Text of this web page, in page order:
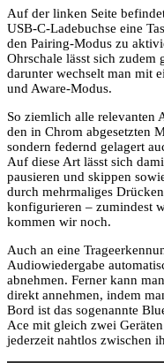
Auf der linken Seite
USB-C-Ladebuchse eine
den Pairing-Modus zu
Ohrschale lässt sich
darunter wechselt man mit
und Aware-Modus.
So ziemlich alle relevanten
den in Chrom abgesetzten
sondern federnd gelagert
Auf diese Art lässt sich
pausieren und skippen
durch mehrmaliges
konfigurieren – zumindest
kommen wir noch.
Auch an eine
Audiowiedergabe
abnehmen. Ferner kann
direkt annehmen, indem
Bord ist das sogenannte
Ace mit gleich zwei
jederzeit nahtlos zwischen